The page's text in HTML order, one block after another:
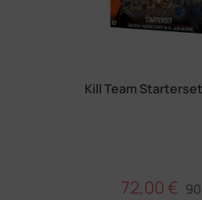
Kill Team Starterset
72,00 €